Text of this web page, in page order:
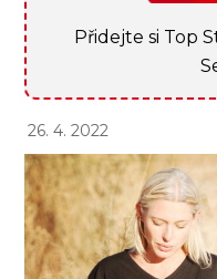
Přidejte si Top
26. 4. 2022